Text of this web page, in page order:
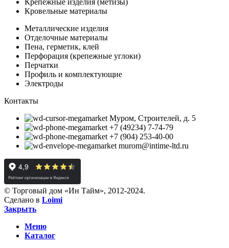
Крепежные изделия (метизы)
Кровельные материалы
Металлические изделия
Отделочные материалы
Пена, герметик, клей
Перфорация (крепежные углоки)
Перчатки
Профиль и комплектующие
Электроды
Контакты
Муром, Строителей, д. 5
+7 (49234) 7-74-79
+7 (904) 253-40-00
murom@intime-ltd.ru
© Торговый дом «Ин Тайм», 2012-2024.
Сделано в Loimi
Закрыть
Меню
Каталог